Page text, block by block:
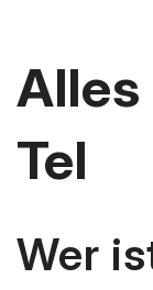
Tel
Wer